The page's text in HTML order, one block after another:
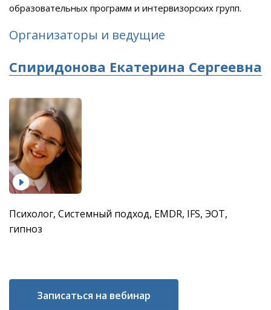
образовательных программ и интервизорских групп.
Организаторы и ведущие
Спиридонова Екатерина Сергеевна
Психолог, Системный подход, EMDR, IFS, ЭОТ,
гипноз
Записаться на вебинар